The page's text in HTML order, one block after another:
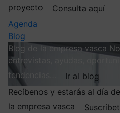
proyecto
Consulta aquí
Agenda
Blog
Blog de la empresa vasca
entrevistas, ayudas,
tendencias…
Ir al blog
Recíbenos y estarás al día
la empresa vasca